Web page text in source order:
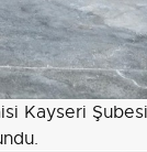
Kayseri